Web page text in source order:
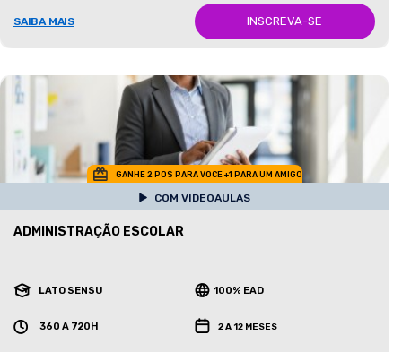
SAIBA MAIS INSCREVA-SE
GANHE 2 POS PARA VOCE +1 PARA UM AMIGO
COM VIDEOAULAS
ADMINISTRAÇÃO ESCOLAR
LATO SENSU 100% EAD
360 A 720H 2 A 12 MESES